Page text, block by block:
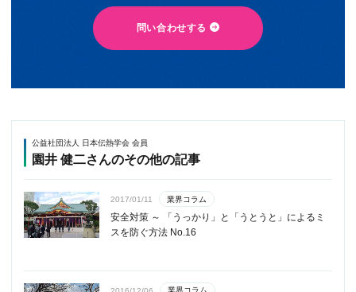
問い合わせする
公益社団法人 日本伝熱学会 会員
園井 健二さんのその他の記事
2017/01/11 業界コラム
安全対策 ～ 「うっかり」と「うとうと」によるミ
スを防ぐ方法 No.16
業界コラム